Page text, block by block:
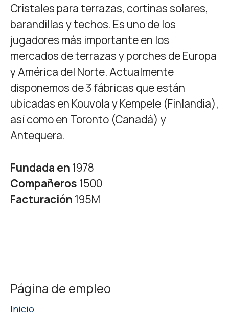
Cristales para terrazas, cortinas solares,
barandillas y techos. Es uno de los
jugadores más importante en los
mercados de terrazas y porches de Europa
y América del Norte. Actualmente
disponemos de 3 fábricas que están
ubicadas en Kouvola y Kempele (Finlandia),
así como en Toronto (Canadá) y
Antequera.
Fundada en 1978
Compañeros 1500
Facturación 195M
Página de empleo
Inicio